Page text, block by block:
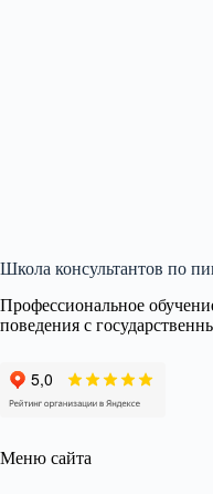
Школа консультантов по
Профессиональное
поведения с
Меню сайта